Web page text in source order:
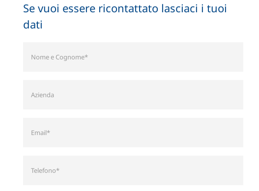
Se vuoi essere ricontattato lasciaci i tuoi
dati